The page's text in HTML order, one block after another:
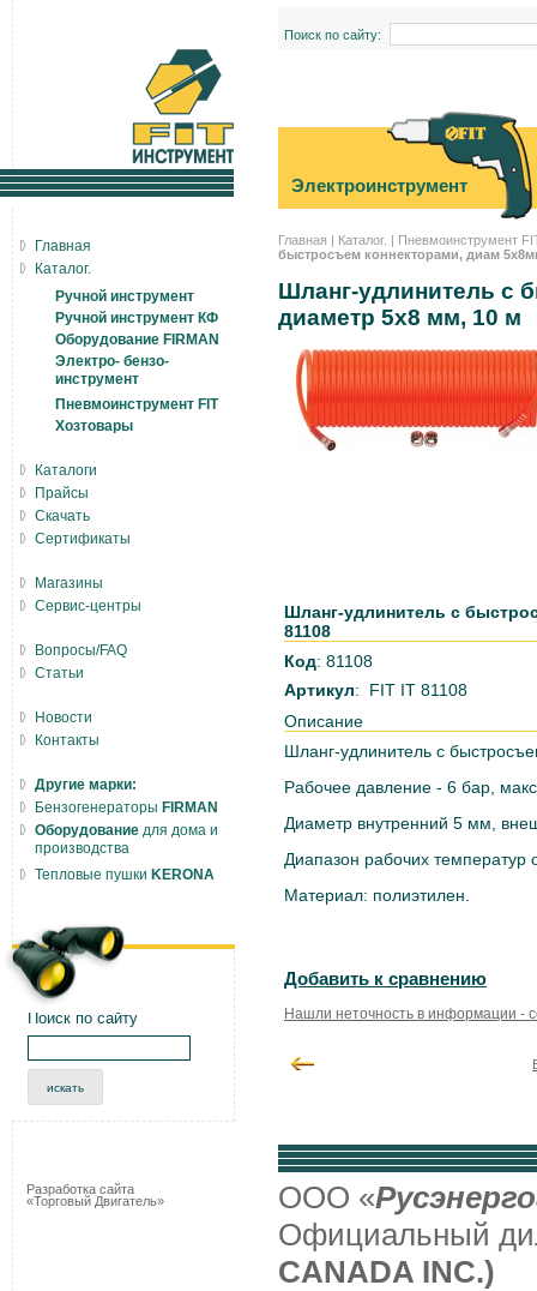
Поиск по сайту:
Электроинструмент
Главная | Каталог. | Пневмоинструмент
быстросъем коннекторами, диам
Шланг-удлинитель с
диаметр 5х8 мм, 10 м
Шланг-удлинитель с
81108
Код: 81108
Артикул: FIT IT 81108
Описание
Шланг-удлинитель с
Рабочее давление - 6 бар,
Диаметр внутренний 5 мм,
Диапазон рабочих температур
Материал: полиэтилен.
Добавить к сравнению
Нашли неточность в информации -
Главная
Каталог.
Ручной инструмент
Ручной инструмент КФ
Оборудование FIRMAN
Электро- бензо-
инструмент
Пневмоинструмент FIT
Хозтовары
Каталоги
Прайсы
Скачать
Сертификаты
Магазины
Сервис-центры
Вопросы/FAQ
Статьи
Новости
Контакты
Другие марки:
Бензогенераторы FIRMAN
Оборудование для дома и
производства
Тепловые пушки KERONA
Поиск по сайту
Разработка сайта
«Торговый Двигатель»
ООО «
Официальный
CANADA INC.)